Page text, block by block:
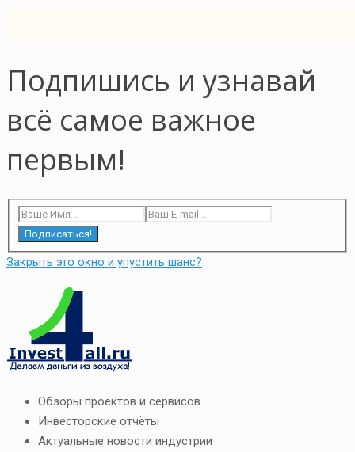
Подпишись и узнавай
всё самое важное
первым!
Подписаться!
Закрыть это окно и упустить шанс?
Обзоры проектов и сервисов
Инвесторские отчёты
Актуальные новости индустрии